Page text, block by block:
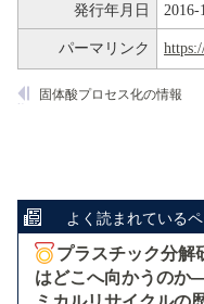
発行年月日 2016-
パーマリンク
固体酸プロセス化の情報
よく読まれている
プラスチック分解
はどこへ向かうのか